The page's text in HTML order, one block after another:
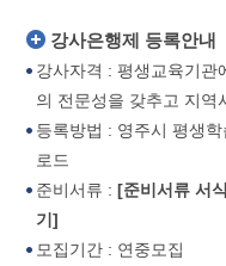
강사은행제 등록안내
강사자격 : 평생교육기관
의 전문성을 갖추고 지역
등록방법 : 영주시 평생
로드
준비서류 :[준비서류 서
기]
모집기간 : 연중모집